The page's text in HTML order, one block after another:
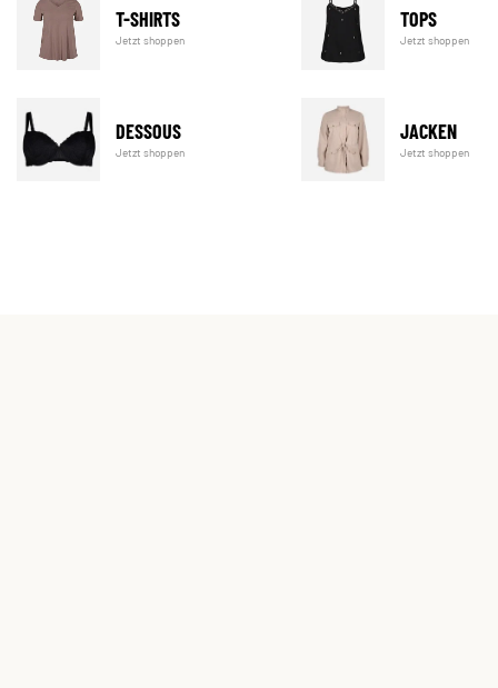
T-SHIRTS
Jetzt shoppen
TOPS
Jetzt shoppen
DESSOUS
Jetzt shoppen
JACKEN
Jetzt shoppen